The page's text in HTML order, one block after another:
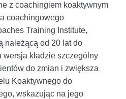
z coachingiem koaktywnym
coachingowego
Training Institute,
należącą od 20 lat do
kładzie szczególny
do zmian i zwiększa
Koaktywnego do
wskazując na jego